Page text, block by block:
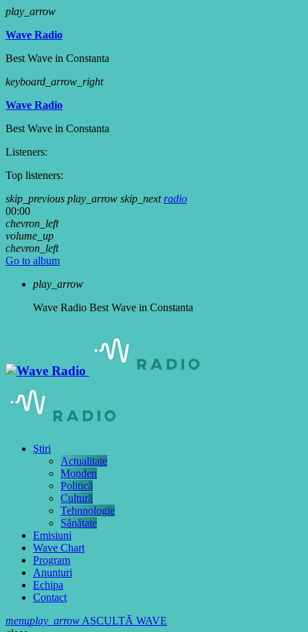
play_arrow
Wave Radio
Best Wave in Constanta
keyboard_arrow_right
Wave Radio
Best Wave in Constanta
Listeners:
Top listeners:
skip_previous play_arrow skip_next radio
00:00
chevron_left
volume_up
chevron_left
Go to album
play_arrow
Wave Radio Best Wave in Constanta
Ştiri
Actualitate
Monden
Politică
Cultură
Tehnnologie
Sănătate
Emisiuni
Wave Chart
Program
Anunturi
Echipa
Contact
menuplay_arrowASCULTĂ WAVE